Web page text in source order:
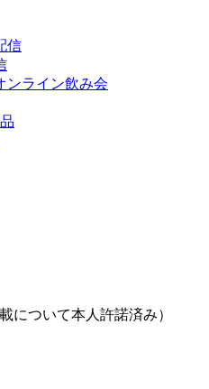
信
ンライン飲み会
載について本人許諾済み）